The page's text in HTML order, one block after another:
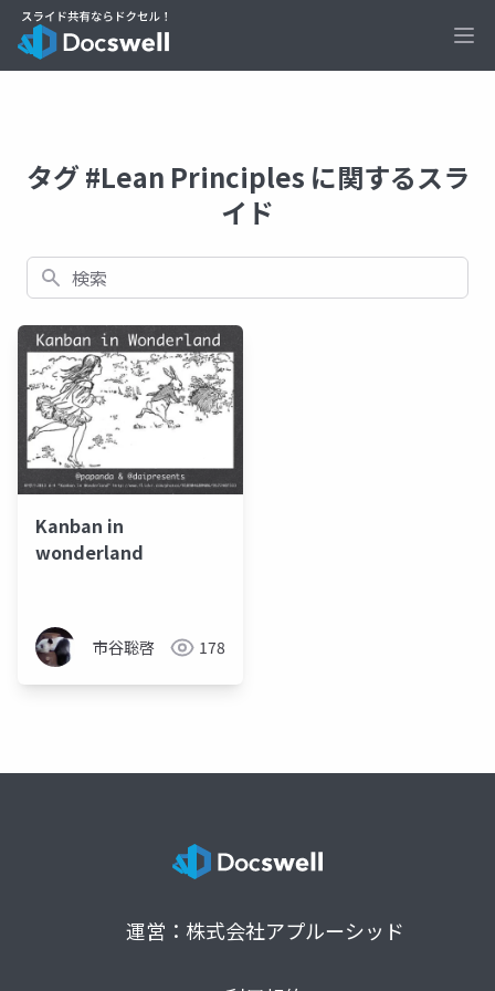
タグ #Lean Principles に関するスラ
イド
検索
Kanban in
wonderland
市谷聡啓 178
運営：株式会社アプルーシッド